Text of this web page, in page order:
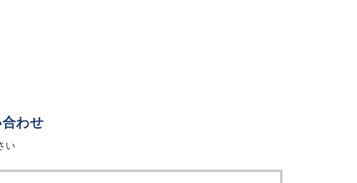
わせ
い